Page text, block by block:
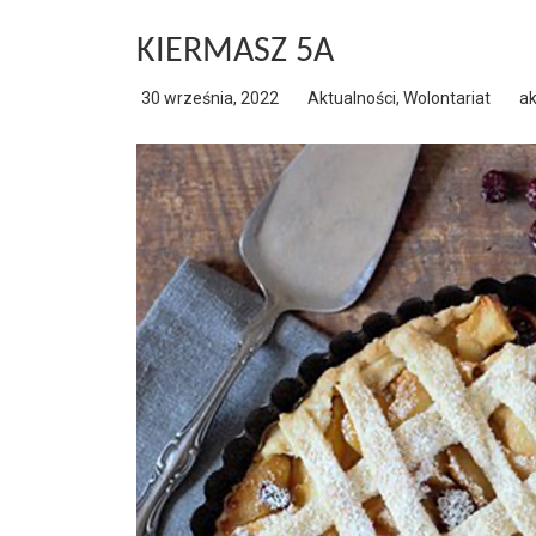
KIERMASZ 5A
30 września, 2022 Aktualności, Wolontariat ak